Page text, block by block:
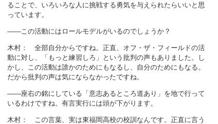
ることで、いろいろな人に挑戦する勇気を与えられたらいいと思
っています。
――この活動にはロールモデルがいるのでしょうか？
木村： 全部自分からですね。正直、オフ・ザ・フィールドの活
動に対し、「もっと練習しろ」という批判の声もありました。し
かし、この活動は誰かのためにもなるし、自分のためにもなる。
だから批判の声は気にならなかったですね。
――座右の銘にしている「意志あるところ道あり」を地で行って
いるわけですね。有言実行には頭が下がります。
木村： この言葉、実は東福岡高校の校訓なんです。正直に言う